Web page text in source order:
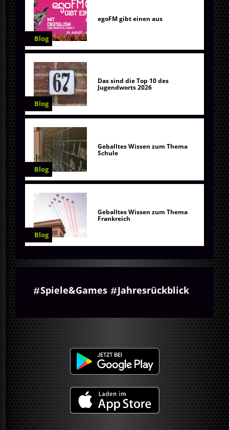
Blog
egoFM gibt einen aus
Blog
Das sind die Top 10 des
Jugendworts 2026
Blog
Geballtes Wissen zum Thema
Schule
Blog
Geballtes Wissen zum Thema
Frankreich
Spiele&Games Jahresrückblick